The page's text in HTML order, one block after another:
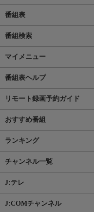
番組表
番組検索
マイメニュー
番組表ヘルプ
リモート録画予約ガイド
おすすめ番組
ランキング
チャンネル一覧
J:テレ
J:COMチャンネル